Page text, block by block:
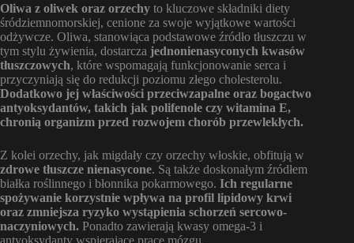
Oliwa z oliwek oraz orzechy to kluczowe składniki diety
śródziemnomorskiej, cenione za swoje wyjątkowe wartości
odżywcze. Oliwa, stanowiąca podstawowe źródło tłuszczu w
tym stylu żywienia, dostarcza jednonienasyconych kwasów
tłuszczowych, które wspomagają funkcjonowanie serca i
przyczyniają się do redukcji poziomu złego cholesterolu.
Dodatkowo jej właściwości przeciwzapalne oraz bogactwo
antyoksydantów, takich jak polifenole czy witamina E,
chronią organizm przed rozwojem chorób przewlekłych.
Z kolei orzechy, jak migdały czy orzechy włoskie, obfitują w
zdrowe tłuszcze nienasycone. Są także doskonałym źródłem
białka roślinnego i błonnika pokarmowego. Ich regularne
spożywanie korzystnie wpływa na profil lipidowy krwi
oraz zmniejsza ryzyko wystąpienia schorzeń sercowo-
naczyniowych. Ponadto zawierają kwasy omega-3 i
antyoksydanty wspierające pracę mózgu.